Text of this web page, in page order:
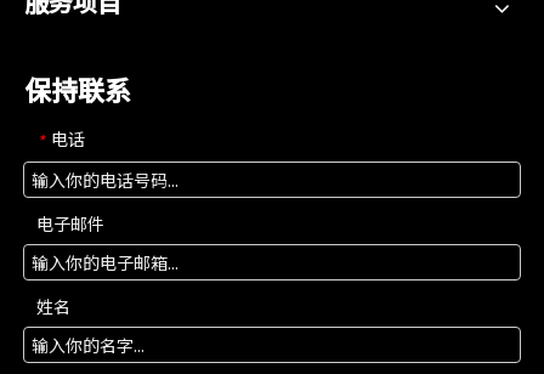
保持联系
* 电话
电子邮件
姓名